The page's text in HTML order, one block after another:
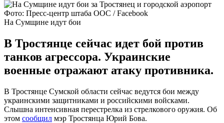
Фото: Пресс-центр штаба ООС / Facebook
На Сумщине идут бои
В Тростянце сейчас идет бой против
танков агрессора. Украинские
военные отражают атаку противника.
В Тростянце Сумской области сейчас ведутся бои между
украинскими защитниками и российскими войсками.
Слышна интенсивная перестрелка из стрелкового оружия. Об
этом сообщил мэр Тростянца Юрий Бова.